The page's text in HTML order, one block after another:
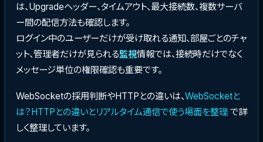
は、Upgradeヘッダー、タイムアウト、最大接続数、複数サーバ
ー間の配信方法も確認します。
ログイン中のユーザーだけが受け取れる通知、部屋ごとのチャ
ット、管理者だけが見られる監視情報では、接続時だけでなく
メッセージ単位の権限確認も重要です。
WebSocketの採用判断やHTTPとの違いは、WebSocketと
は？HTTPとの違いとリアルタイム通信で使う場面を整理 で詳
しく整理しています。